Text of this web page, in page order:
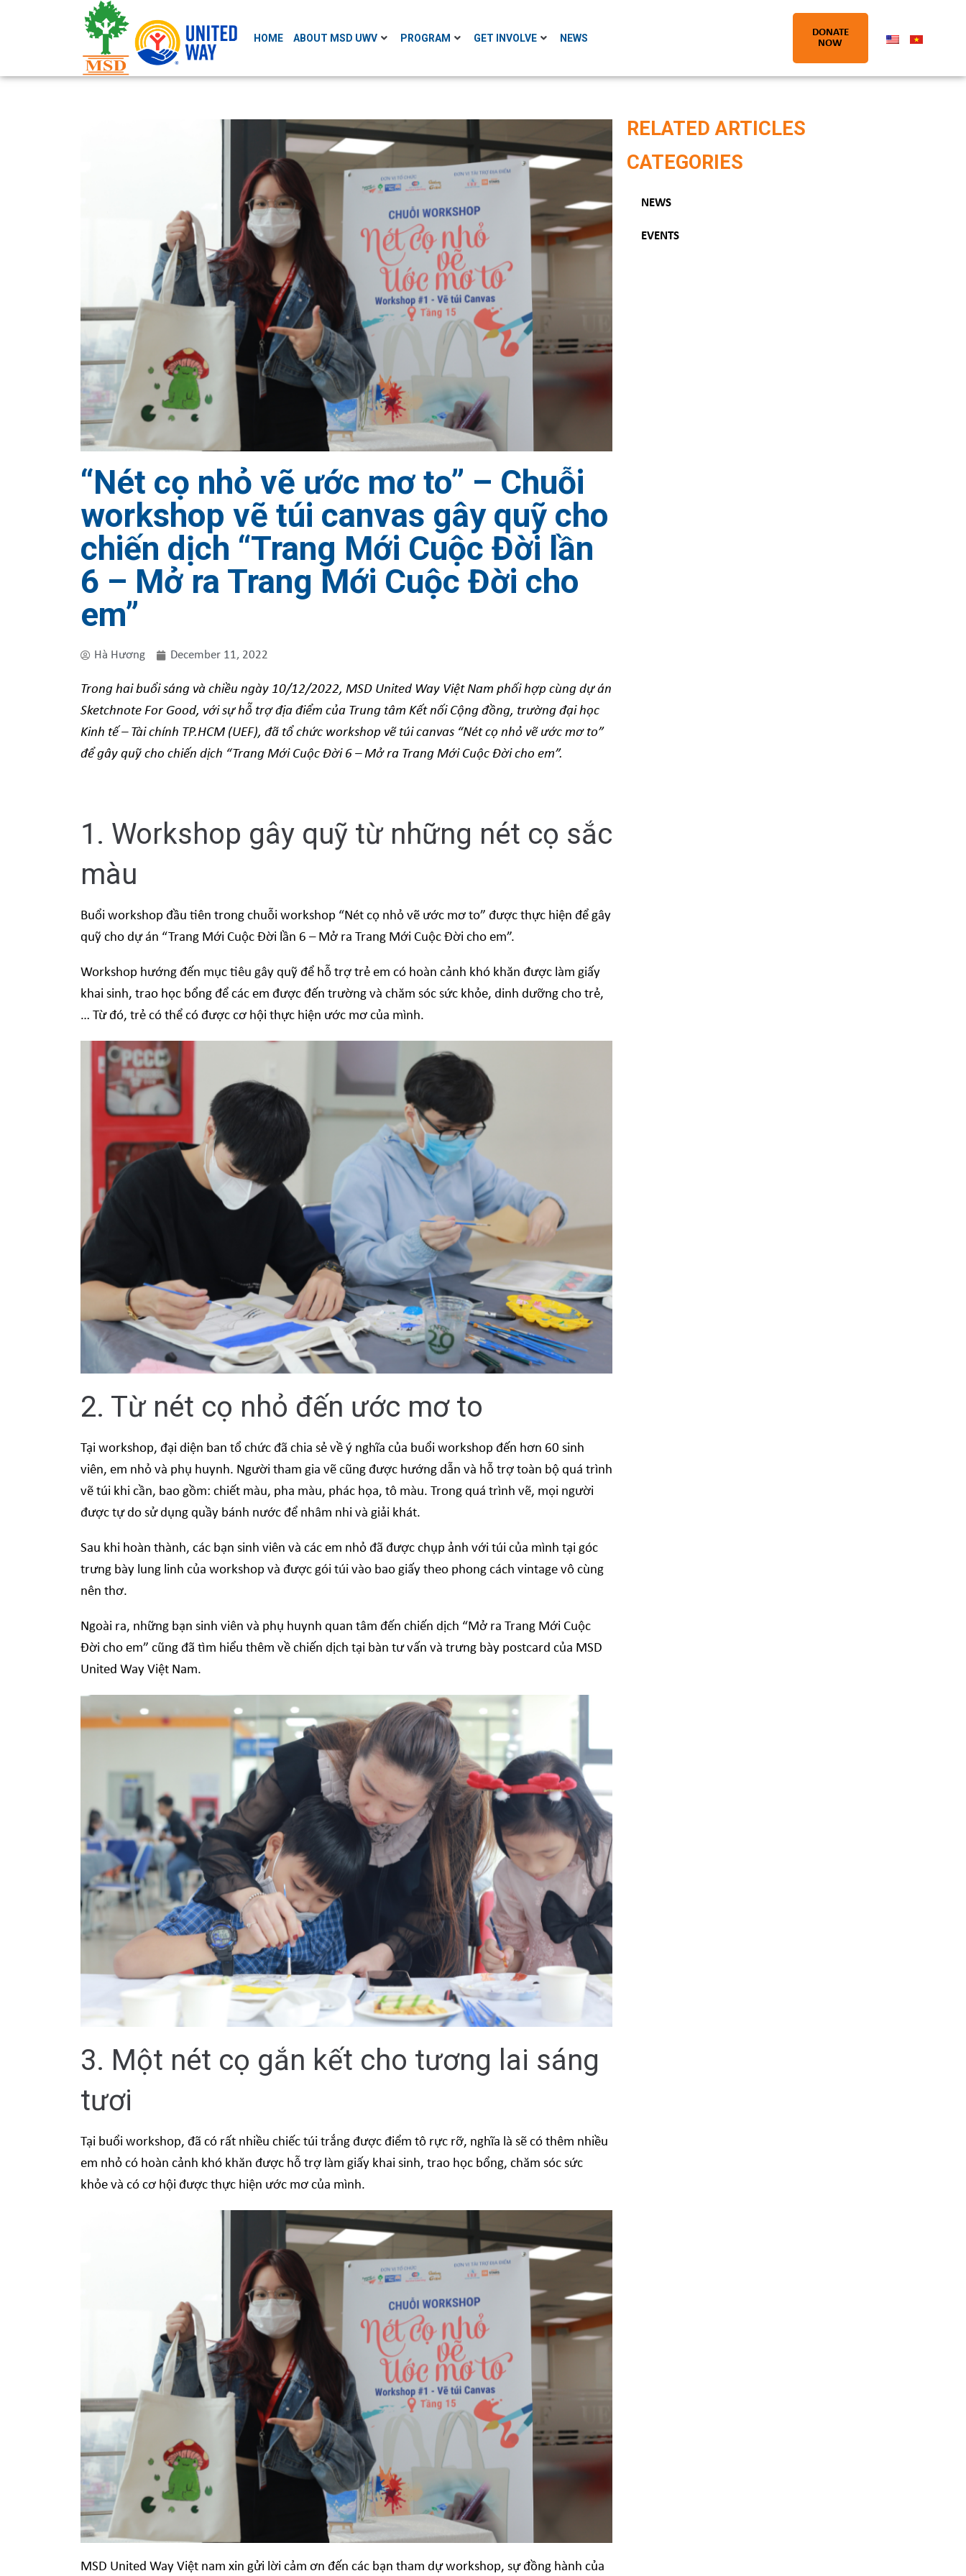
HOME ABOUT MSD UWV PROGRAM GET INVOLVE NEWS
DONATE
NOW
“Nét cọ nhỏ vẽ ước mơ to” – Chuỗi
workshop vẽ túi canvas gây quỹ cho
chiến dịch “Trang Mới Cuộc Đời lần
6 – Mở ra Trang Mới Cuộc Đời cho
em”
Hà Hương December 11, 2022
Trong hai buổi sáng và chiều ngày 10/12/2022, MSD United Way Việt Nam phối hợp cùng dự án
Sketchnote For Good, với sự hỗ trợ địa điểm của Trung tâm Kết nối Cộng đồng, trường đại học
Kinh tế – Tài chính TP.HCM (UEF), đã tổ chức workshop vẽ túi canvas “Nét cọ nhỏ vẽ ước mơ to”
để gây quỹ cho chiến dịch “Trang Mới Cuộc Đời 6 – Mở ra Trang Mới Cuộc Đời cho em”.
1. Workshop gây quỹ từ những nét cọ sắc
màu
Buổi workshop đầu tiên trong chuỗi workshop “Nét cọ nhỏ vẽ ước mơ to” được thực hiện để gây
quỹ cho dự án “Trang Mới Cuộc Đời lần 6 – Mở ra Trang Mới Cuộc Đời cho em”.
Workshop hướng đến mục tiêu gây quỹ để hỗ trợ trẻ em có hoàn cảnh khó khăn được làm giấy
khai sinh, trao học bổng để các em được đến trường và chăm sóc sức khỏe, dinh dưỡng cho trẻ,
… Từ đó, trẻ có thể có được cơ hội thực hiện ước mơ của mình.
2. Từ nét cọ nhỏ đến ước mơ to
Tại workshop, đại diện ban tổ chức đã chia sẻ về ý nghĩa của buổi workshop đến hơn 60 sinh
viên, em nhỏ và phụ huynh. Người tham gia vẽ cũng được hướng dẫn và hỗ trợ toàn bộ quá trình
vẽ túi khi cần, bao gồm: chiết màu, pha màu, phác họa, tô màu. Trong quá trình vẽ, mọi người
được tự do sử dụng quầy bánh nước để nhâm nhi và giải khát.
Sau khi hoàn thành, các bạn sinh viên và các em nhỏ đã được chụp ảnh với túi của mình tại góc
trưng bày lung linh của workshop và được gói túi vào bao giấy theo phong cách vintage vô cùng
nên thơ.
Ngoài ra, những bạn sinh viên và phụ huynh quan tâm đến chiến dịch “Mở ra Trang Mới Cuộc
Đời cho em” cũng đã tìm hiểu thêm về chiến dịch tại bàn tư vấn và trưng bày postcard của MSD
United Way Việt Nam.
3. Một nét cọ gắn kết cho tương lai sáng
tươi
Tại buổi workshop, đã có rất nhiều chiếc túi trắng được điểm tô rực rỡ, nghĩa là sẽ có thêm nhiều
em nhỏ có hoàn cảnh khó khăn được hỗ trợ làm giấy khai sinh, trao học bổng, chăm sóc sức
khỏe và có cơ hội được thực hiện ước mơ của mình.
MSD United Way Việt nam xin gửi lời cảm ơn đến các bạn tham dự workshop, sự đồng hành của
RELATED ARTICLES
CATEGORIES
NEWS
EVENTS